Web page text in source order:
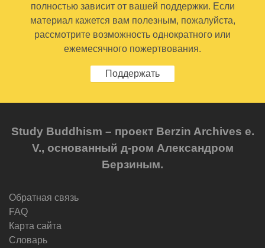
полностью зависит от вашей поддержки. Если
материал кажется вам полезным, пожалуйста,
рассмотрите возможность однократного или
ежемесячного пожертвования.
Поддержать
Study Buddhism – проект Berzin Archives e.
V., основанный д-ром Александром
Берзиным.
Обратная связь
FAQ
Карта сайта
Словарь